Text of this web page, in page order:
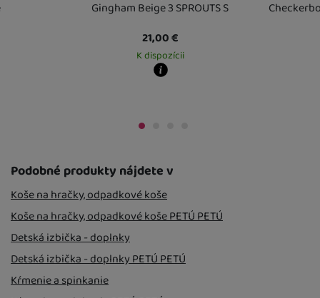
Gingham Beige 3 SPROUTS S
21,00€
K dispozícii
Podobné produkty nájdete v
Koše na hračky, odpadkové koše
Koše na hračky, odpadkové koše PETÚ PETÚ
Detská izbička - doplnky
Detská izbička - doplnky PETÚ PETÚ
Kŕmenie a spinkanie